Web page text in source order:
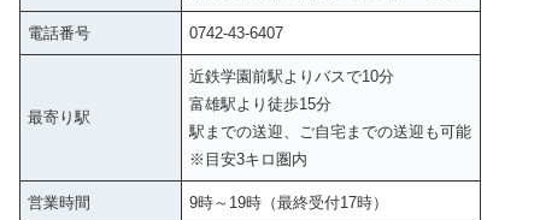
電話番号 0742-43-6407
最寄り駅
近鉄学園前駅よりバスで10分
富雄駅より徒歩15分
駅までの送迎、ご自宅までの送迎も可能
※目安3キロ圏内
営業時間 9時～19時（最終受付17時）